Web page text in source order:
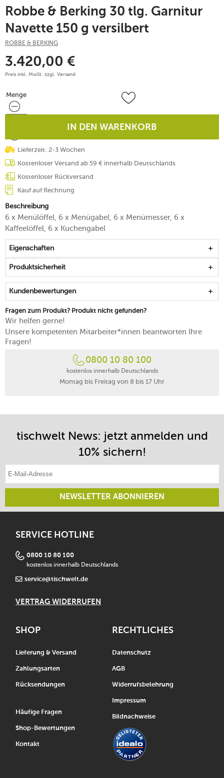
Robbe & Berking 30 tlg. Garnitur
Navette 150 g versilbert
ROBBE & BERKING
3.420,00 €
Preis inkl. MwSt. zzgl. Versand
Menge
Menge
IN DEN WARENKORB
Lieferzeit: 2-3 Wochen
Kostenloser Versand ab 59 € innerhalb Deutschlands
Kostenloser Rückversand
Kauf auf Rechnung
Beschreibung
6 x Menülöffel, 6 x Menügabel, 6 x Menümesser, 6 x
Kaffeelöffel, 6 x Kuchengabel
Eigenschaften
Produktsicherheit
Kundenbewertungen
Fragen zum Produkt? Produkt nicht gefunden?
Wir helfen gerne!
Unsere kompetenten Mitarbeiter*innen beantworten Ihre
Fragen!
0800 10 80 100
kostenlos innerhalb Deutschlands
Montag bis Freitag von 8 bis 17 Uhr
tischwelt News: jetzt anmelden und
10% sichern!
NEWSLETTER ABONNIEREN
SERVICE HOTLINE
0800 10 80 100
kostenlos innerhalb Deutschlands
service@tischwelt.de
VERTRAG WIDERRUFEN
SHOP
Lieferung & Versand
Zahlungsarten
Rücksendungen
Häufige Fragen
Shop-Bewertungen
Kontakt
RECHTLICHES
Datenschutz
AGB
Widerrufsbelehrung
Impressum
Bildnachweise